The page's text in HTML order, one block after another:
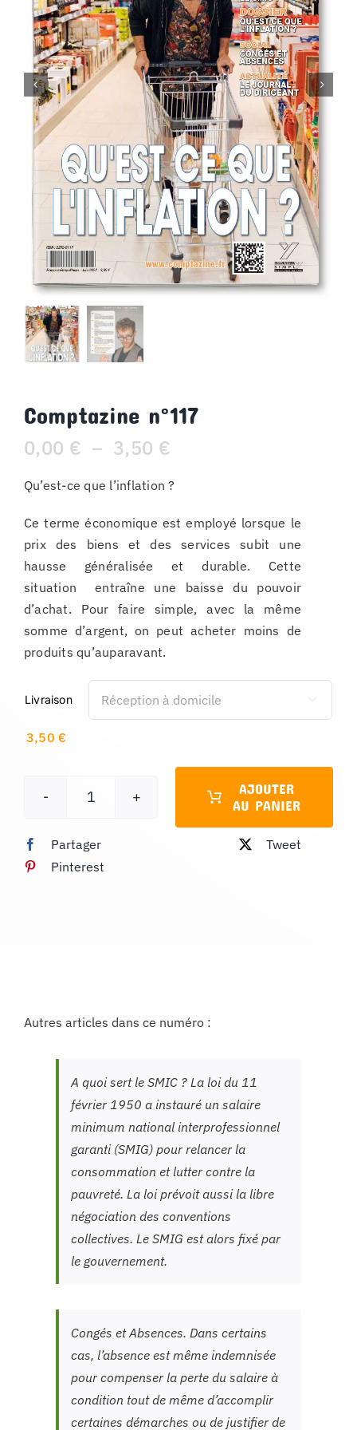
MON COMPTE
PANIER
STUDORIA
Comptazine n°117
0,00 € – 3,50 €
prix :
0,00 €
à
3,50 €
Qu’est-ce que l’inflation ?
Ce terme économique est employé lorsque le
prix des biens et des services subit une
hausse généralisée et durable. Cette
situation entraîne une baisse du pouvoir
d’achat. Pour faire simple, avec la même
somme d’argent, on peut acheter moins de
produits qu’auparavant.
Livraison 
3,50€
quantité
Comptazine
AJOUTER
AU PANIER
Partager
Tweet
Pinterest
Autres articles dans ce numéro :
A quoi sert le SMIC ? La loi du 11
février 1950 a instauré un salaire
minimum national interprofessionnel
garanti (SMIG) pour relancer la
consommation et lutter contre la
pauvreté. La loi prévoit aussi la libre
négociation des conventions
collectives. Le SMIG est alors fixé par
le gouvernement.
Congés et Absences. Dans certains
cas, l’absence est même indemnisée
pour compenser la perte du salaire à
condition tout de même d’accomplir
certaines démarches ou de justifier de